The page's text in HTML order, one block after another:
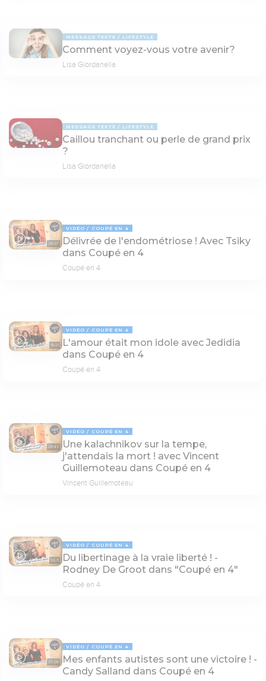
MESSAGE TEXTE LIFESTYLE
Comment voyez-vous votre avenir?
Lisa Giordanella
MESSAGE TEXTE LIFESTYLE
Caillou tranchant ou perle de grand prix
?
Lisa Giordanella
28:07
VIDÉO COUPÉ EN 4
Délivrée de l'endométriose ! Avec Tsiky
dans Coupé en 4
Coupé en 4
19:21
VIDÉO COUPÉ EN 4
L'amour était mon idole avec Jedidia
dans Coupé en 4
Coupé en 4
29:43
VIDÉO COUPÉ EN 4
Une kalachnikov sur la tempe,
j'attendais la mort ! avec Vincent
Guillemoteau dans Coupé en 4
Vincent Guillemoteau
33:11
VIDÉO COUPÉ EN 4
Du libertinage à la vraie liberté ! -
Rodney De Groot dans "Coupé en 4"
Coupé en 4
37:08
VIDÉO COUPÉ EN 4
Mes enfants autistes sont une victoire ! -
Candy Salland dans Coupé en 4